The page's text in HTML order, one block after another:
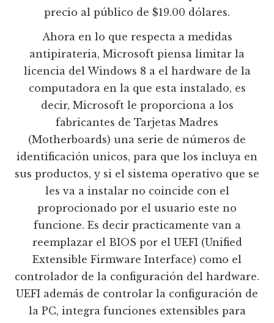
precio al público de $19.00 dólares.
Ahora en lo que respecta a medidas
antipirateria, Microsoft piensa limitar la
licencia del Windows 8 a el hardware de la
computadora en la que esta instalado, es
decir, Microsoft le proporciona a los
fabricantes de Tarjetas Madres
(Motherboards) una serie de números de
identificación unicos, para que los incluya en
sus productos, y si el sistema operativo que se
les va a instalar no coincide con el
proprocionado por el usuario este no
funcione. Es decir practicamente van a
reemplazar el BIOS por el UEFI (Unified
Extensible Firmware Interface) como el
controlador de la configuración del hardware.
UEFI además de controlar la configuración de
la PC, integra funciones extensibles para